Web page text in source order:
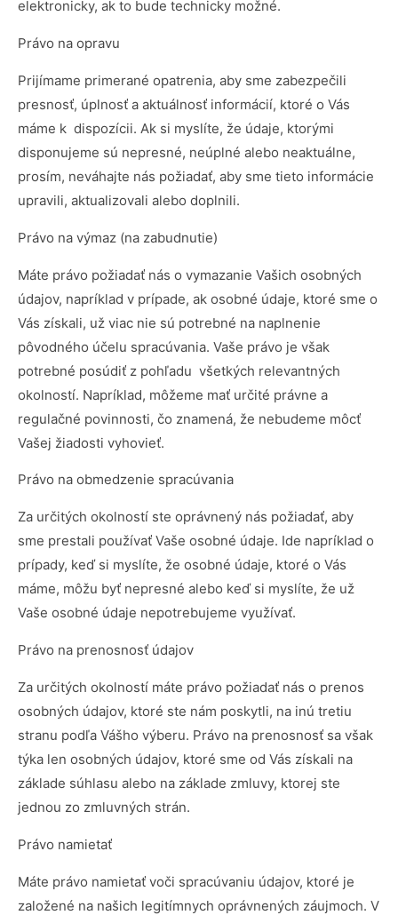
elektronicky, ak to bude technicky možné.
Právo na opravu
Prijímame primerané opatrenia, aby sme zabezpečili
presnosť, úplnosť a aktuálnosť informácií, ktoré o Vás
máme k dispozícii. Ak si myslíte, že údaje, ktorými
disponujeme sú nepresné, neúplné alebo neaktuálne,
prosím, neváhajte nás požiadať, aby sme tieto informácie
upravili, aktualizovali alebo doplnili.
Právo na výmaz (na zabudnutie)
Máte právo požiadať nás o vymazanie Vašich osobných
údajov, napríklad v prípade, ak osobné údaje, ktoré sme o
Vás získali, už viac nie sú potrebné na naplnenie
pôvodného účelu spracúvania. Vaše právo je však
potrebné posúdiť z pohľadu všetkých relevantných
okolností. Napríklad, môžeme mať určité právne a
regulačné povinnosti, čo znamená, že nebudeme môcť
Vašej žiadosti vyhovieť.
Právo na obmedzenie spracúvania
Za určitých okolností ste oprávnený nás požiadať, aby
sme prestali používať Vaše osobné údaje. Ide napríklad o
prípady, keď si myslíte, že osobné údaje, ktoré o Vás
máme, môžu byť nepresné alebo keď si myslíte, že už
Vaše osobné údaje nepotrebujeme využívať.
Právo na prenosnosť údajov
Za určitých okolností máte právo požiadať nás o prenos
osobných údajov, ktoré ste nám poskytli, na inú tretiu
stranu podľa Vášho výberu. Právo na prenosnosť sa však
týka len osobných údajov, ktoré sme od Vás získali na
základe súhlasu alebo na základe zmluvy, ktorej ste
jednou zo zmluvných strán.
Právo namietať
Máte právo namietať voči spracúvaniu údajov, ktoré je
založené na našich legitímnych oprávnených záujmoch. V